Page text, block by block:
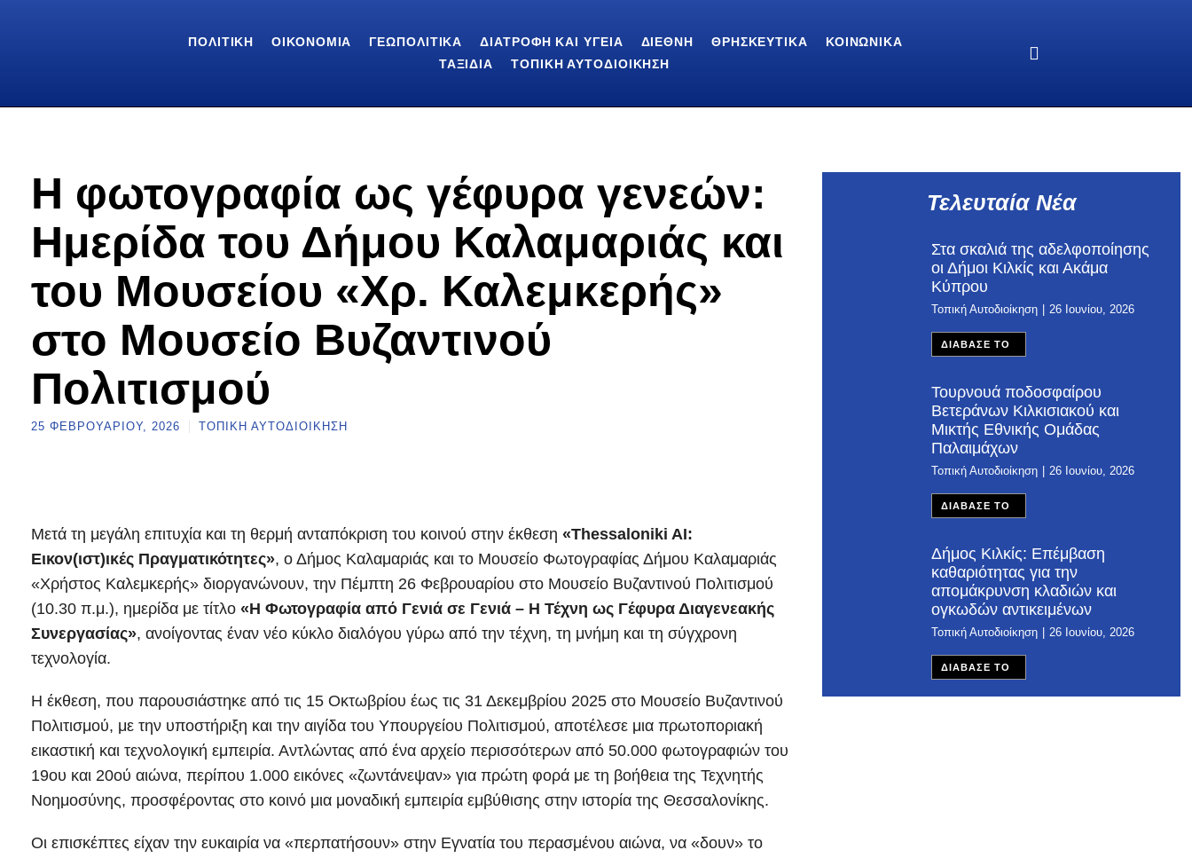
ΠΟΛΙΤΙΚΉ ΟΙΚΟΝΟΜΊΑ ΓΕΩΠΟΛΙΤΙΚΆ ΔΙΑΤΡΟΦΉ ΚΑΙ ΥΓΕΊΑ ΔΙΕΘΝΉ ΘΡΗΣΚΕΥΤΙΚΆ
ΚΟΙΝΩΝΙΚΆ
ΤΑΞΊΔΙΑ
ΤΟΠΙΚΉ ΑΥΤΟΔΙΟΊΚΗΣΗ
Η φωτογραφία ως γέφυρα γενεών:
Ημερίδα του Δήμου Καλαμαριάς και
του Μουσείου «Χρ. Καλεμκερής»
στο Μουσείο Βυζαντινού
Πολιτισμού
25 ΦΕΒΡΟΥΑΡΊΟΥ, 2026 ΤΟΠΙΚΉ ΑΥΤΟΔΙΟΊΚΗΣΗ
Μετά τη μεγάλη επιτυχία και τη θερμή ανταπόκριση του κοινού στην έκθεση «Thessaloniki AI:
Εικον(ιστ)ικές Πραγματικότητες», ο Δήμος Καλαμαριάς και το Μουσείο Φωτογραφίας Δήμου Καλαμαριάς
«Χρήστος Καλεμκερής» διοργανώνουν, την Πέμπτη 26 Φεβρουαρίου στο Μουσείο Βυζαντινού Πολιτισμού
(10.30 π.μ.), ημερίδα με τίτλο «Η Φωτογραφία από Γενιά σε Γενιά – Η Τέχνη ως Γέφυρα Διαγενεακής
Συνεργασίας», ανοίγοντας έναν νέο κύκλο διαλόγου γύρω από την τέχνη, τη μνήμη και τη σύγχρονη
τεχνολογία.
Η έκθεση, που παρουσιάστηκε από τις 15 Οκτωβρίου έως τις 31 Δεκεμβρίου 2025 στο Μουσείο Βυζαντινού
Πολιτισμού, με την υποστήριξη και την αιγίδα του Υπουργείου Πολιτισμού, αποτέλεσε μια πρωτοποριακή
εικαστική και τεχνολογική εμπειρία. Αντλώντας από ένα αρχείο περισσότερων από 50.000 φωτογραφιών του
19ου και 20ού αιώνα, περίπου 1.000 εικόνες «ζωντάνεψαν» για πρώτη φορά με τη βοήθεια της Τεχνητής
Νοημοσύνης, προσφέροντας στο κοινό μια μοναδική εμπειρία εμβύθισης στην ιστορία της Θεσσαλονίκης.
Οι επισκέπτες είχαν την ευκαιρία να «περπατήσουν» στην Εγνατία του περασμένου αιώνα, να «δουν» το
Τελευταία Νέα
Στα σκαλιά της αδελφοποίησης
οι Δήμοι Κιλκίς και Ακάμα
Κύπρου
Τοπική Αυτοδιοίκηση 26 Ιουνίου, 2026
ΔΙΑΒΑΣΕ ΤΟ
Τουρνουά ποδοσφαίρου
Βετεράνων Κιλκισιακού και
Μικτής Εθνικής Ομάδας
Παλαιμάχων
Τοπική Αυτοδιοίκηση 26 Ιουνίου, 2026
ΔΙΑΒΑΣΕ ΤΟ
Δήμος Κιλκίς: Επέμβαση
καθαριότητας για την
απομάκρυνση κλαδιών και
ογκωδών αντικειμένων
Τοπική Αυτοδιοίκηση 26 Ιουνίου, 2026
ΔΙΑΒΑΣΕ ΤΟ